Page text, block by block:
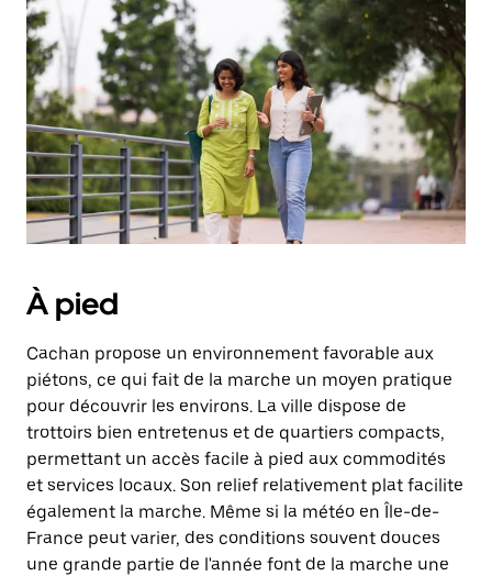
sélectionner
une
date.
Appuyez
sur
la
touche
Échap
pour
fermer
le
calendrier.
À pied
Cachan propose un environnement favorable aux
piétons, ce qui fait de la marche un moyen pratique
pour découvrir les environs. La ville dispose de
trottoirs bien entretenus et de quartiers compacts,
permettant un accès facile à pied aux commodités
et services locaux. Son relief relativement plat facilite
également la marche. Même si la météo en Île-de-
France peut varier, des conditions souvent douces
une grande partie de l'année font de la marche une